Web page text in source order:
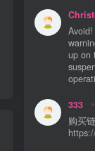
up on
could
they
the
333
购买